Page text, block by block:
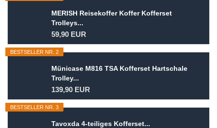
MERISH Reisekoffer Koffer Kofferset
Trolleys...
59,90 EUR
BESTSELLER NR. 2
Münicase M816 TSA Kofferset Hartschale
Trolley...
139,90 EUR
BESTSELLER NR. 3
Tavoxda 4-teiliges Kofferset...